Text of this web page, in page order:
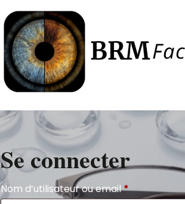
Se connecter
Nom d’utilisateur ou email*